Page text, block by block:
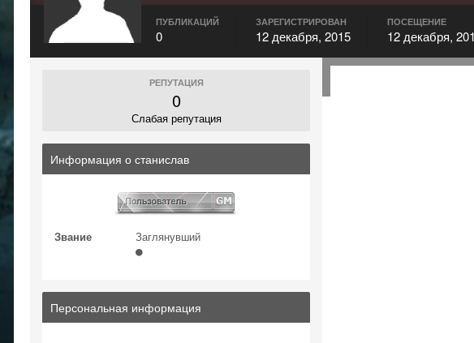
ПУБЛИКАЦИЙ
0
ЗАРЕГИСТРИРОВАН
12 декабря, 2015
ПОСЕЩЕНИЕ
12 декабря,
РЕПУТАЦИЯ
0
Слабая репутация
Информация о станислав
Звание Заглянувший
Персональная информация